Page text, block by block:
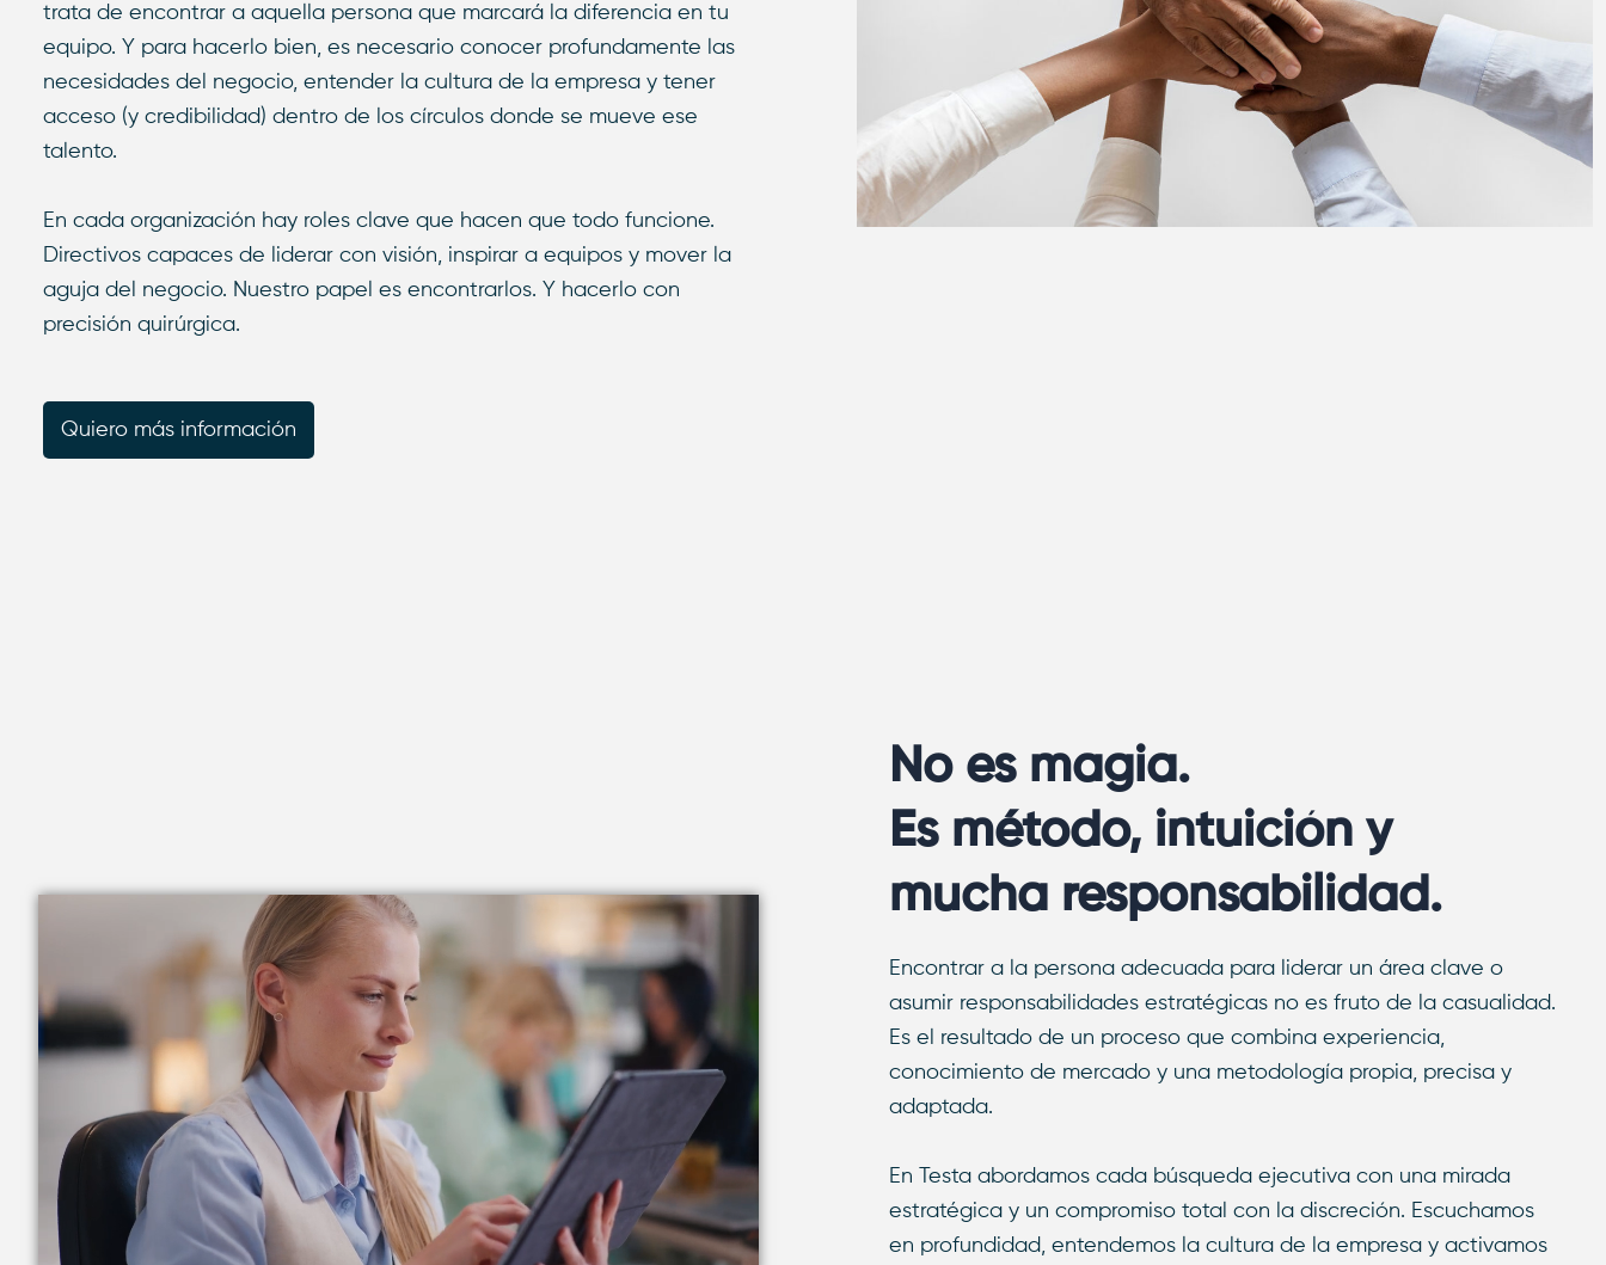
trata de encontrar a aquella persona que marcará la diferencia en tu
equipo. Y para hacerlo bien, es necesario conocer profundamente las
necesidades del negocio, entender la cultura de la empresa y tener
acceso (y credibilidad) dentro de los círculos donde se mueve ese
talento.
En cada organización hay roles clave que hacen que todo funcione.
Directivos capaces de liderar con visión, inspirar a equipos y mover la
aguja del negocio. Nuestro papel es encontrarlos. Y hacerlo con
precisión quirúrgica.
Quiero más información
No es magia.
Es método, intuición y
mucha responsabilidad.
Encontrar a la persona adecuada para liderar un área clave o
asumir responsabilidades estratégicas no es fruto de la casualidad.
Es el resultado de un proceso que combina experiencia,
conocimiento de mercado y una metodología propia, precisa y
adaptada.
En Testa abordamos cada búsqueda ejecutiva con una mirada
estratégica y un compromiso total con la discreción. Escuchamos
en profundidad, entendemos la cultura de la empresa y activamos